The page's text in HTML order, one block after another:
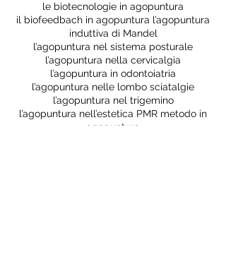
le biotecnologie in agopuntura
il biofeedbach in agopuntura l’agopuntura
induttiva di Mandel
l’agopuntura nel sistema posturale
l’agopuntura nella cervicalgia
l’agopuntura in odontoiatria
l’agopuntura nelle lombo sciatalgie
l’agopuntura nel trigemino
l’agopuntura nell’estetica PMR metodo in
agopuntura